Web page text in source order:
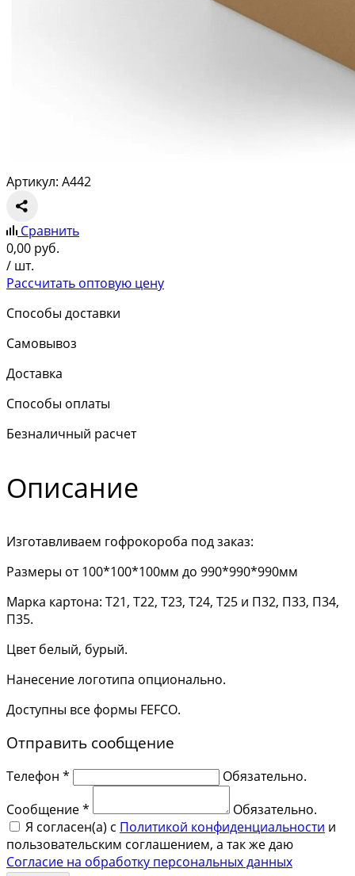
Артикул: A442
Сравнить
0,00 руб.
/ шт.
Рассчитать оптовую цену
Способы доставки
Самовывоз
Доставка
Способы оплаты
Безналичный расчет
Описание
Изготавливаем гофрокороба под заказ:
Размеры от 100*100*100мм до 990*990*990мм
Марка картона: Т21, Т22, Т23, Т24, Т25 и П32, П33, П34,
П35.
Цвет белый, бурый.
Нанесение логотипа опционально.
Доступны все формы FEFCO.
Отправить сообщение
Телефон *
Обязательно.
Сообщение *
Обязательно.
Я согласен(a) с Политикой конфиденциальности и
пользовательским соглашением, а так же даю
Согласие на обработку персональных данных